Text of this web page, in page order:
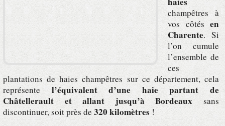
champêtres à
vos côtésen
Charente. Si
l’on cumule
l’ensemble de
ces
plantations de haies champêtres sur ce département, cela
représente l’équivalent d’une haie partant de
Châtellerault et allant jusqu’à Bordeaux sans
discontinuer, soit près de320 kilomètres!